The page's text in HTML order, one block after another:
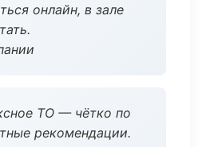
онлайн, в зале
ТО — чётко по
рекомендации.